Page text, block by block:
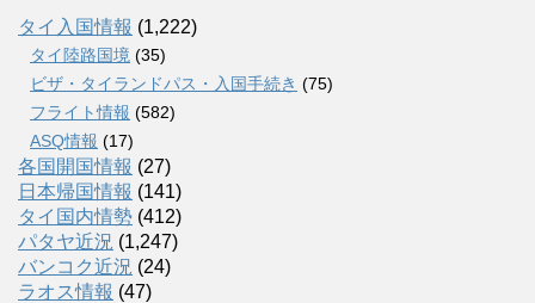
タイ入国情報 (1,222)
タイ陸路国境 (35)
ビザ・タイランドパス・入国手続き (75)
フライト情報 (582)
ASQ情報 (17)
各国開国情報 (27)
日本帰国情報 (141)
タイ国内情勢 (412)
パタヤ近況 (1,247)
バンコク近況 (24)
ラオス情報 (47)